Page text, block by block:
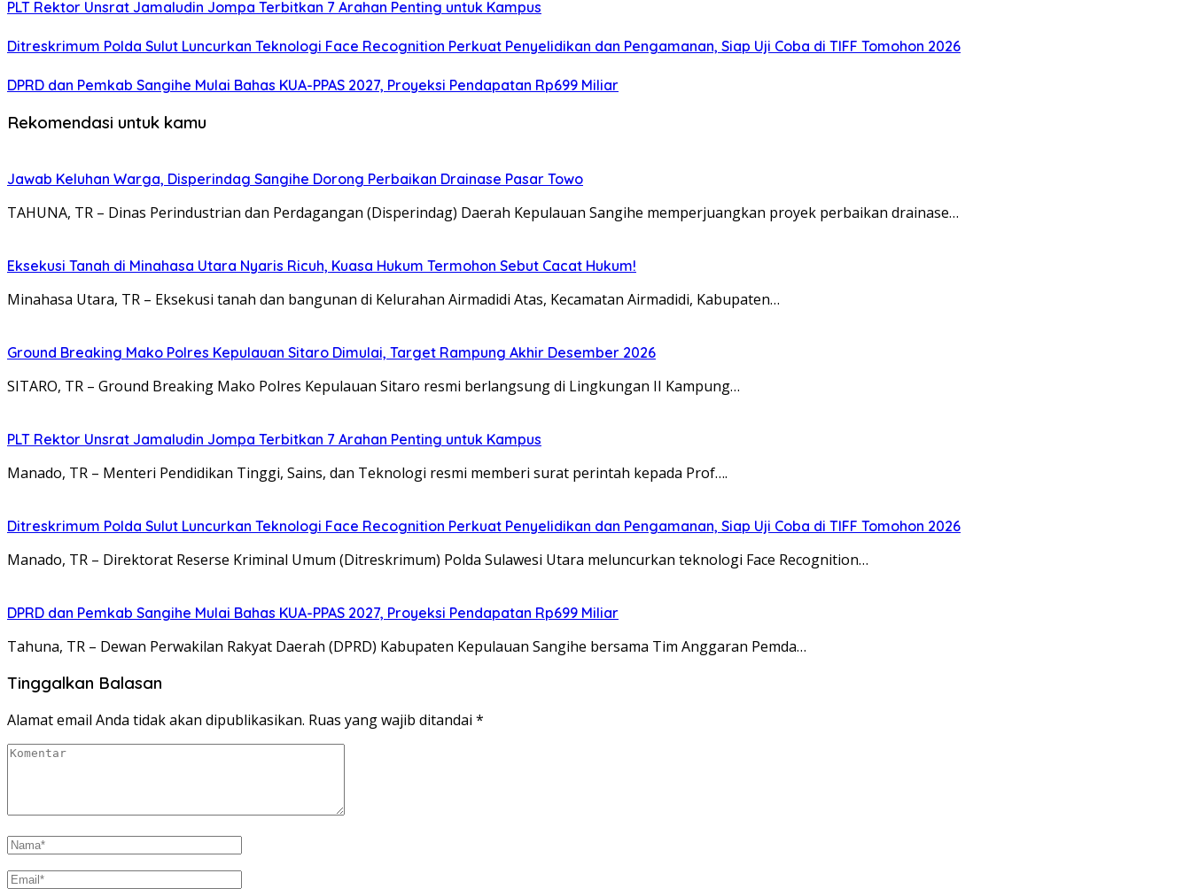
​PLT Rektor Unsrat Jamaludin Jompa Terbitkan 7 Arahan Penting untuk Kampus
Ditreskrimum Polda Sulut Luncurkan Teknologi Face Recognition Perkuat Penyelidikan dan Pengamanan, Siap Uji Coba di TIFF Tomohon 2026
DPRD dan Pemkab Sangihe Mulai Bahas KUA-PPAS 2027, Proyeksi Pendapatan Rp699 Miliar
Rekomendasi untuk kamu
Jawab Keluhan Warga, Disperindag Sangihe Dorong Perbaikan Drainase Pasar Towo
TAHUNA, TR – Dinas Perindustrian dan Perdagangan (Disperindag) Daerah Kepulauan Sangihe memperjuangkan proyek perbaikan drainase…
Eksekusi Tanah di Minahasa Utara Nyaris Ricuh, Kuasa Hukum Termohon Sebut Cacat Hukum!
Minahasa Utara, TR – Eksekusi tanah dan bangunan di Kelurahan Airmadidi Atas, Kecamatan Airmadidi, Kabupaten…
Ground Breaking Mako Polres Kepulauan Sitaro Dimulai, Target Rampung Akhir Desember 2026
SITARO, TR – Ground Breaking Mako Polres Kepulauan Sitaro resmi berlangsung di Lingkungan II Kampung…
​PLT Rektor Unsrat Jamaludin Jompa Terbitkan 7 Arahan Penting untuk Kampus
Manado, TR – ​Menteri Pendidikan Tinggi, Sains, dan Teknologi resmi memberi surat perintah kepada Prof….
Ditreskrimum Polda Sulut Luncurkan Teknologi Face Recognition Perkuat Penyelidikan dan Pengamanan, Siap Uji Coba di TIFF Tomohon 2026
Manado, TR – Direktorat Reserse Kriminal Umum (Ditreskrimum) Polda Sulawesi Utara meluncurkan teknologi Face Recognition…
DPRD dan Pemkab Sangihe Mulai Bahas KUA-PPAS 2027, Proyeksi Pendapatan Rp699 Miliar
Tahuna, TR – Dewan Perwakilan Rakyat Daerah (DPRD) Kabupaten Kepulauan Sangihe bersama Tim Anggaran Pemda…
Tinggalkan Balasan
Alamat email Anda tidak akan dipublikasikan. Ruas yang wajib ditandai *